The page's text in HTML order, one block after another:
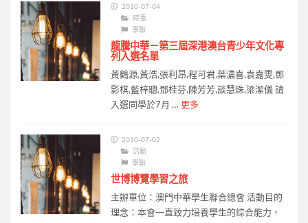
2010-07-04
時事
學聯
龍騰中華－第三屆深港澳台青少年文化專
列入選名單
黃鶴源,黃浩,張利昂,程可君,葉濃喜,袁嘉雯,鄧
影棋,藍梓聰,鄧桂芬,陳芳芳,談慧珠,梁潔儀 請
入選同學於7月 … 更多
2010-07-02
活動
學聯
世博博覽學習之旅
主辦單位：澳門中華學生聯合總會 活動目的
理念：本會一直致力培養學生的綜合能力，